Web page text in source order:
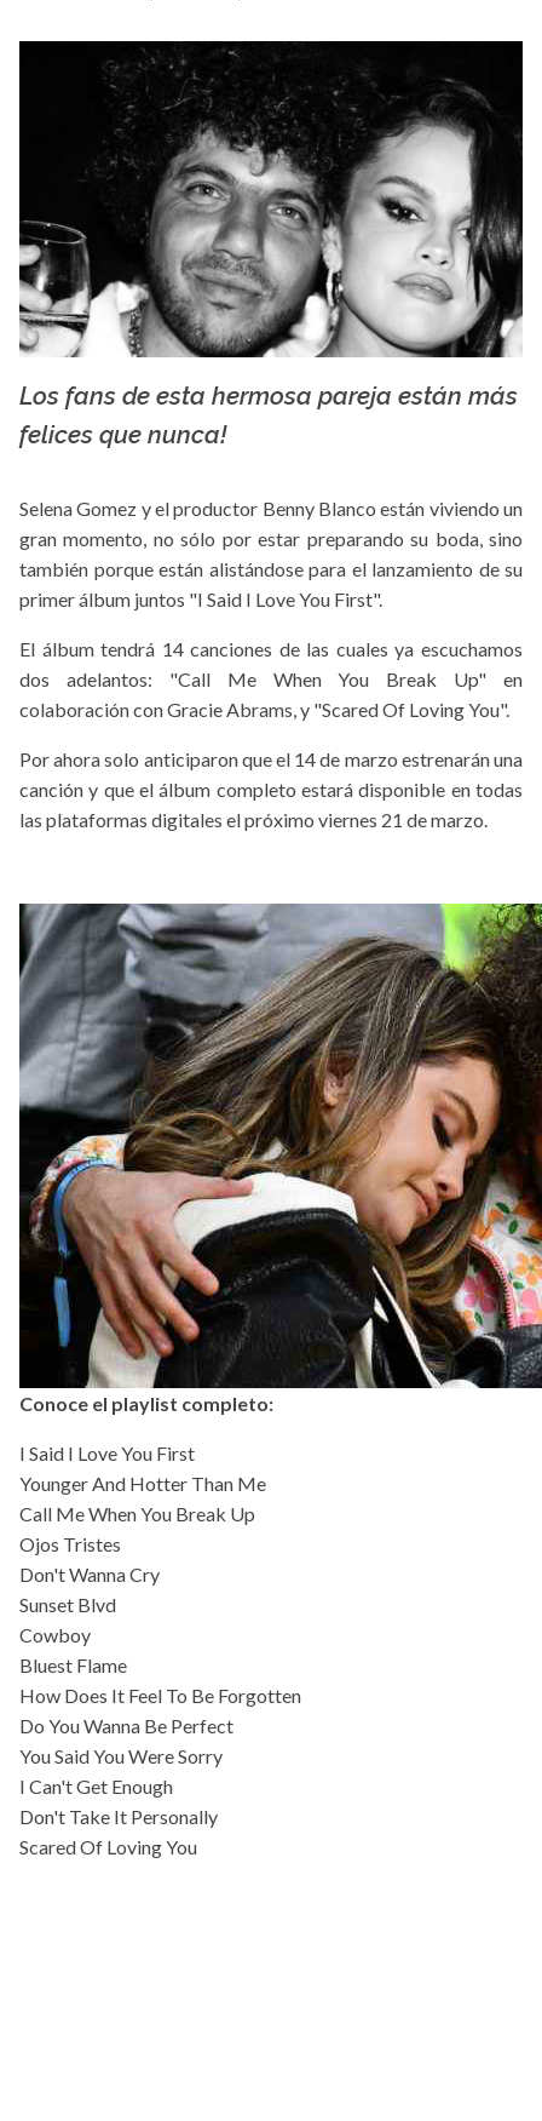
Los fans de esta hermosa pareja están más
felices que nunca!
Selena Gomez y el productor Benny Blanco están viviendo un
gran momento, no sólo por estar preparando su boda, sino
también porque están alistándose para el lanzamiento de su
primer álbum juntos "I Said I Love You First".
El álbum tendrá 14 canciones de las cuales ya escuchamos
dos adelantos: "Call Me When You Break Up" en
colaboración con Gracie Abrams, y "Scared Of Loving You".
Por ahora solo anticiparon que el 14 de marzo estrenarán una
canción y que el álbum completo estará disponible en todas
las plataformas digitales el próximo viernes 21 de marzo.
Conoce el playlist completo:
I Said I Love You First
Younger And Hotter Than Me
Call Me When You Break Up
Ojos Tristes
Don't Wanna Cry
Sunset Blvd
Cowboy
Bluest Flame
How Does It Feel To Be Forgotten
Do You Wanna Be Perfect
You Said You Were Sorry
I Can't Get Enough
Don't Take It Personally
Scared Of Loving You